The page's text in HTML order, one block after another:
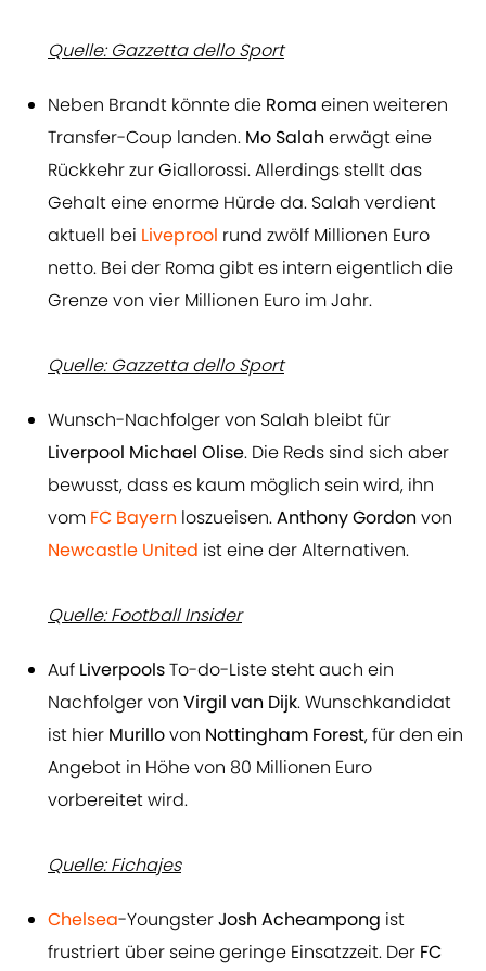
Quelle: Gazzetta dello Sport
Neben Brandt könnte die Roma einen weiteren
Transfer-Coup landen. Mo Salah erwägt eine
Rückkehr zur Giallorossi. Allerdings stellt das
Gehalt eine enorme Hürde da. Salah verdient
aktuell bei Liveprool rund zwölf Millionen Euro
netto. Bei der Roma gibt es intern eigentlich die
Grenze von vier Millionen Euro im Jahr.
Quelle: Gazzetta dello Sport
Wunsch-Nachfolger von Salah bleibt für
Liverpool Michael Olise. Die Reds sind sich aber
bewusst, dass es kaum möglich sein wird, ihn
vom FC Bayern loszueisen.Anthony Gordon von
Newcastle United ist eine der Alternativen.
Quelle: Football Insider
Auf LiverpoolsTo-do-Liste steht auch ein
Nachfolger von Virgil van Dijk. Wunschkandidat
ist hier Murillovon Nottingham Forest, für den ein
Angebot in Höhe von 80 Millionen Euro
vorbereitet wird.
Quelle: Fichajes
Chelsea-YoungsterJosh Acheampong ist
frustriert über seine geringe Einsatzzeit. Der FC